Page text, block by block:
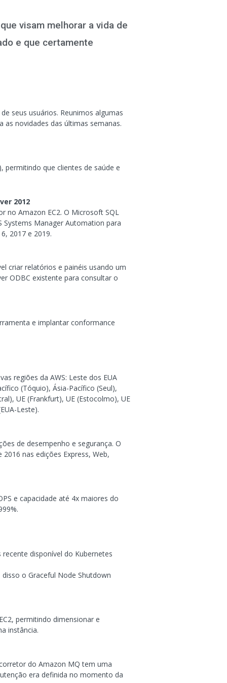
visam melhorar a vida de
e que certamente
seus usuários. Reunimos algumas
novidades das últimas semanas.
permitindo que clientes de saúde e
2012
no Amazon EC2. O Microsoft SQL
Systems Manager Automation para
2017 e 2019.
criar relatórios e painéis usando um
ODBC existente para consultar o
e implantar conformance
regiões da AWS: Leste dos EUA
(Tóquio), Ásia-Pacífico (Seul),
UE (Frankfurt), UE (Estocolmo), UE
Leste).
de desempenho e segurança. O
nas edições Express, Web,
e capacidade até 4x maiores do
disponível do Kubernetes
o Graceful Node Shutdown
permitindo dimensionar e
instância.
do Amazon MQ tem uma
era definida no momento da